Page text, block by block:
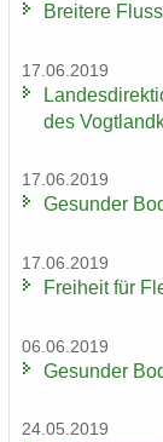
Brei­te­re
17.06.2019
des
17.06.2019
Ge­sun­der
17.06.2019
Frei­heit für
06.06.2019
Ge­sun­der
24.05.2019